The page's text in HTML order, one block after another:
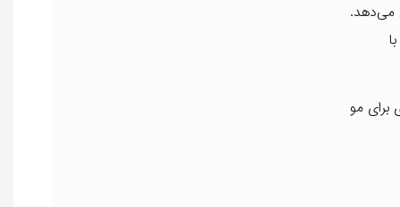
می‌دهد.
برای مو